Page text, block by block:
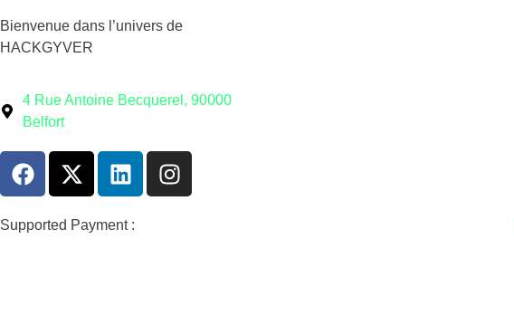
Bienvenue dans l’univers de
HACKGYVER
4 Rue Antoine Becquerel, 90000
Belfort
Supported Payment :